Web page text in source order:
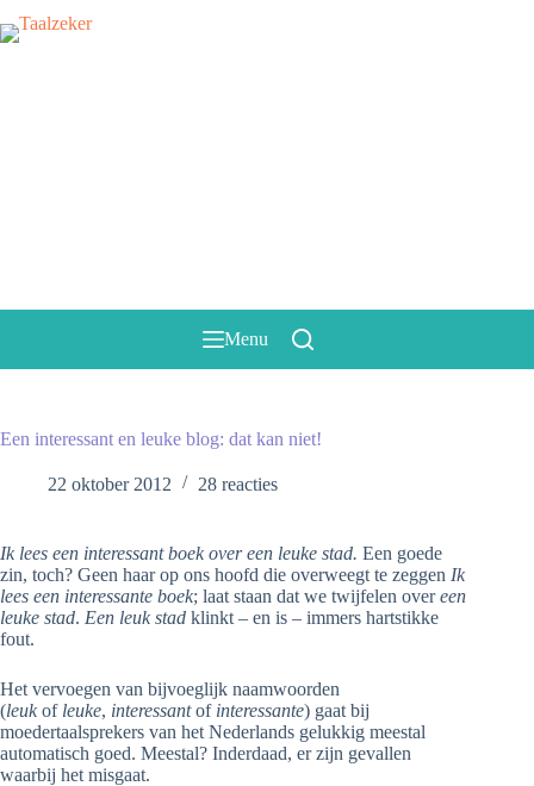
naar
Menu
Een interessant en leuke blog: dat kan niet!
22 oktober 2012 28 reacties
Ik lees een interessant boek over een leuke stad. Een goede
zin, toch? Geen haar op ons hoofd die overweegt te zeggen Ik
lees een interessante boek; laat staan dat we twijfelen overeen
leuke stad. Een leuk stad klinkt – en is – immers hartstikke
fout.
Het vervoegen van bijvoeglijk naamwoorden
(leuk of leuke, interessantof interessante) gaat bij
moedertaalsprekers van het Nederlands gelukkig meestal
automatisch goed. Meestal? Inderdaad, er zijn gevallen
waarbij het misgaat.